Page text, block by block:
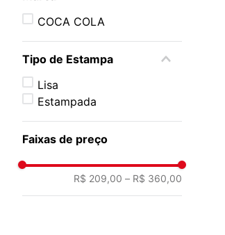
COCA COLA
Tipo de Estampa
Lisa
Estampada
Faixas de preço
R$ 209,00 – R$ 360,00